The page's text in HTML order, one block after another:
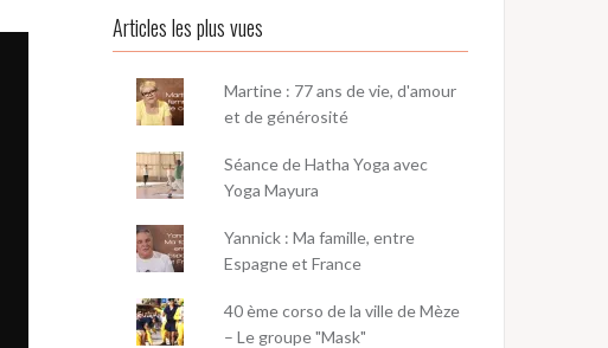
Articles les plus vues
Martine : 77 ans de vie, d'amour
et de générosité
Séance de Hatha Yoga avec
Yoga Mayura
Yannick : Ma famille, entre
Espagne et France
40 ème corso de la ville de Mèze
– Le groupe "Mask"